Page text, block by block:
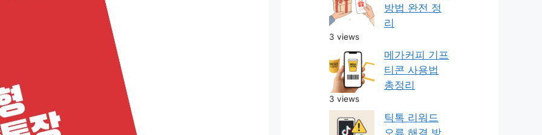
방법 완전 정
리
3 views
메가커피 기프
티콘 사용법
총정리
3 views
틱톡 리워드
오류 해결 방